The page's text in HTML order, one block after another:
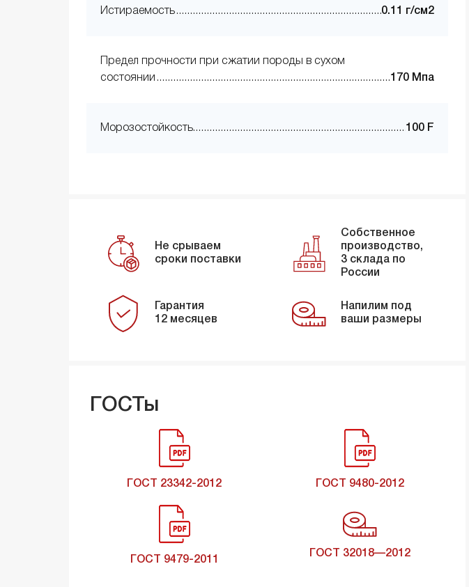
Истираемость 0.11 г/см2
Предел прочности при сжатии породы в сухом
состоянии
170 Мпа
Морозостойкость 100 F
Не срываем
сроки поставки
Собственное
производство,
3 склада по
России
Гарантия
12 месяцев
Напилим под
ваши размеры
ГОСТы
ГОСТ 23342-2012 ГОСТ 9480-2012
ГОСТ 9479-2011
ГОСТ 32018—2012